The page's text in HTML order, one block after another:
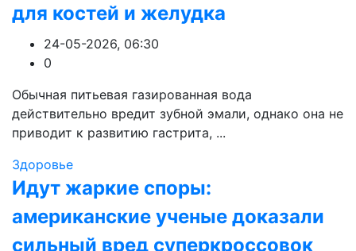
для костей и желудка
24-05-2026, 06:30
0
Обычная питьевая газированная вода
действительно вредит зубной эмали, однако она не
приводит к развитию гастрита, ...
Здоровье
Идут жаркие споры:
американские ученые доказали
сильный вред суперкроссовок